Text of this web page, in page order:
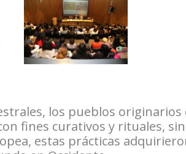
los pueblos
fines curativos y rituales,
estas prácticas